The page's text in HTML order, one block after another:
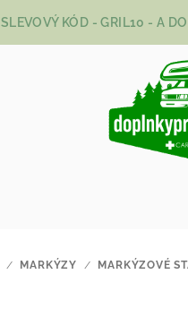
SLEVOVÝ KÓD - GRIL10 - A
/ MARKÝZY / MARKÝZOVÉ